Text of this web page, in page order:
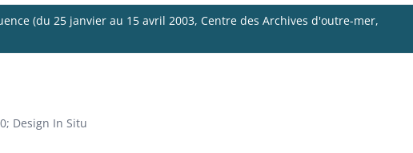
(du 25 janvier au 15 avril 2003, Centre des Archives d'outre-mer,
Design In Situ